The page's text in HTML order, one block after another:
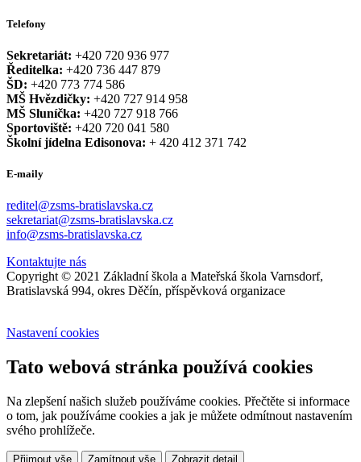
Telefony
Sekretariát: +420 720 936 977
Ředitelka: +420 736 447 879
ŠD: +420 773 774 586
MŠ Hvězdičky: +420 727 914 958
MŠ Sluníčka: +420 727 918 766
Sportoviště: +420 720 041 580
Školní jídelna Edisonova: + 420 412 371 742
E-maily
reditel@zsms-bratislavska.cz
sekretariat@zsms-bratislavska.cz
info@zsms-bratislavska.cz
Kontaktujte nás
Copyright © 2021 Základní škola a Mateřská škola Varnsdorf,
Bratislavská 994, okres Děčín, příspěvková organizace
Nastavení cookies
Tato webová stránka používá cookies
Na zlepšení našich služeb používáme cookies. Přečtěte si informace
o tom, jak používáme cookies a jak je můžete odmítnout nastavením
svého prohlížeče.
Přijmout vše Zamítnout vše Zobrazit detail